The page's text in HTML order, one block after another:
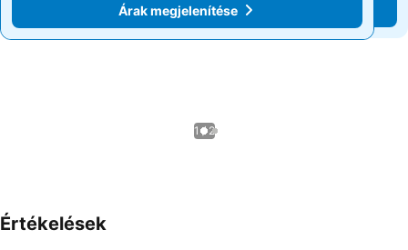
Árak megjelenítése
Árak megjelenítése
1 / 2
Értékelések